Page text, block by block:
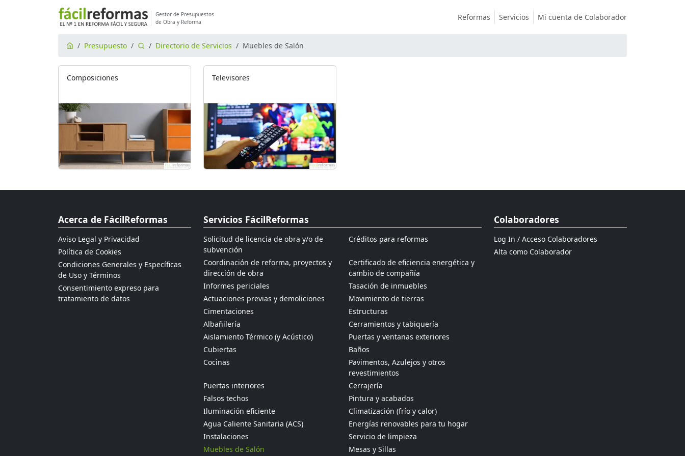
Gestor de Presupuestos
de Obra y Reforma
Reformas Servicios Mi cuenta de Colaborador
Presupuesto Directorio de Servicios Muebles de Salón
Composiciones Televisores
Acerca de FácilReformas
Aviso Legal y Privacidad
Política de Cookies
Condiciones Generales y Específicas
de Uso y Términos
Consentimiento expreso para
tratamiento de datos
Servicios FácilReformas
Solicitud de licencia de obra y/o de
subvención
Créditos para reformas
Coordinación de reforma, proyectos y
dirección de obra
Certificado de eficiencia energética y
cambio de compañía
Informes periciales
Tasación de inmuebles
Actuaciones previas y demoliciones
Movimiento de tierras
Cimentaciones
Estructuras
Albañilería
Cerramientos y tabiquería
Aislamiento Térmico (y Acústico)
Puertas y ventanas exteriores
Cubiertas
Baños
Cocinas
Pavimentos, Azulejos y otros
revestimientos
Puertas interiores
Cerrajería
Falsos techos
Pintura y acabados
Iluminación eficiente
Climatización (frío y calor)
Agua Caliente Sanitaria (ACS)
Energías renovables para tu hogar
Instalaciones
Servicio de limpieza
Muebles de Salón
Mesas y Sillas
Colaboradores
Log In / Acceso Colaboradores
Alta como Colaborador